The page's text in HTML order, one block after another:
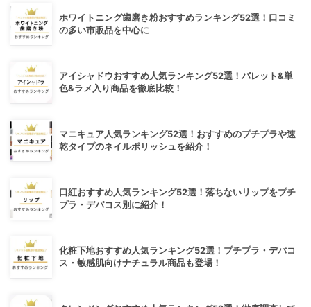
ホワイトニング歯磨き粉おすすめランキング52選！口コミ
の多い市販品を中心に
アイシャドウおすすめ人気ランキング52選！パレット&単
色&ラメ入り商品を徹底比較！
マニキュア人気ランキング52選！おすすめのプチプラや速
乾タイプのネイルポリッシュを紹介！
口紅おすすめ人気ランキング52選！落ちないリップをプチ
プラ・デパコス別に紹介！
化粧下地おすすめ人気ランキング52選！プチプラ・デパコ
ス・敏感肌向けナチュラル商品も登場！